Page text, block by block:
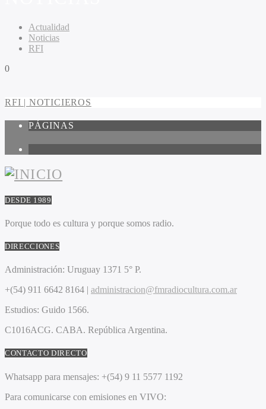
Actualidad
Noticias
RFI
0
RFI | NOTICIEROS
PÁGINAS
DESDE 1989
Porque todo es cultura y porque somos radio.
DIRECCIONES
Administración: Uruguay 1371 5° P.
+(54) 911 6642 8164 | administracion@fmradiocultura.com.ar
Estudios: Guido 1566.
C1016ACG. CABA. República Argentina.
CONTACTO DIRECTO
Whatsapp para mensajes: +(54) 9 11 5577 1192
Para comunicarse con emisiones en VIVO: